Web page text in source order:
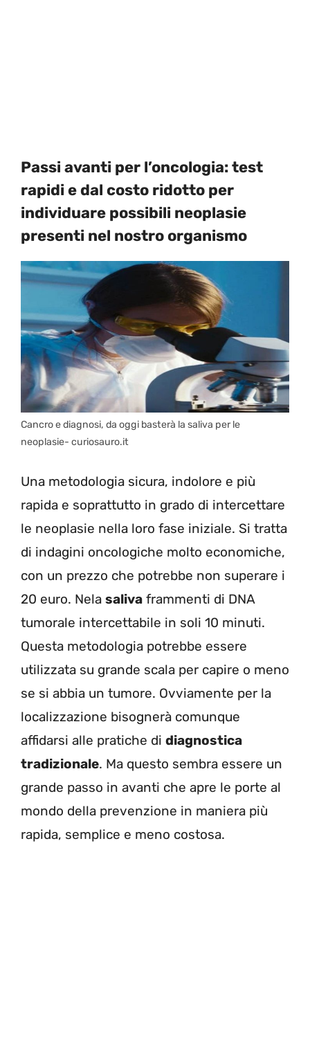
Passi avanti per l’oncologia: test
rapidi e dal costo ridotto per
individuare possibili neoplasie
presenti nel nostro organismo
Cancro e diagnosi, da oggi basterà la saliva per le
neoplasie- curiosauro.it
Una metodologia sicura, indolore e più
rapida e soprattutto in grado di intercettare
le neoplasie nella loro fase iniziale. Si tratta
di indagini oncologiche molto economiche,
con un prezzo che potrebbe non superare i
20 euro. Nela saliva frammenti di DNA
tumorale intercettabile in soli 10 minuti.
Questa metodologia potrebbe essere
utilizzata su grande scala per capire o meno
se si abbia un tumore. Ovviamente per la
localizzazione bisognerà comunque
affidarsi alle pratiche di diagnostica
tradizionale. Ma questo sembra essere un
grande passo in avanti che apre le porte al
mondo della prevenzione in maniera più
rapida, semplice e meno costosa.